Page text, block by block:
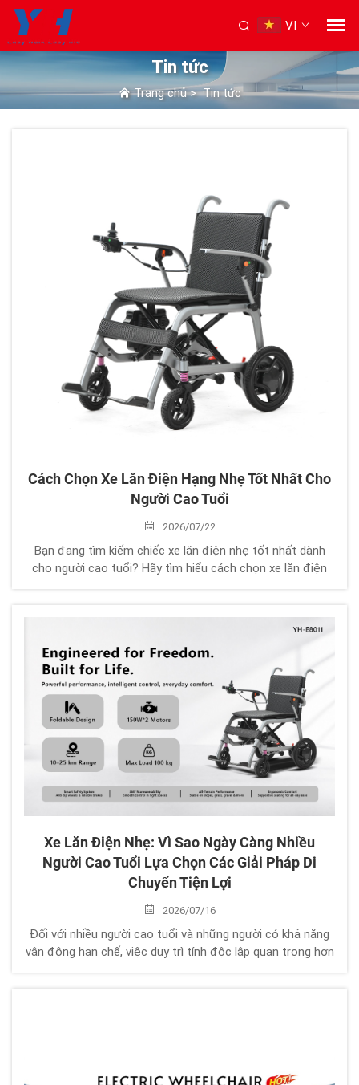
VI
Tin tức
Trang chủ>Tin tức
Cách Chọn Xe Lăn Điện Hạng Nhẹ Tốt Nhất Cho
Người Cao Tuổi
2026/07/22
Bạn đang tìm kiếm chiếc xe lăn điện nhẹ tốt nhất dành
cho người cao tuổi? Hãy tìm hiểu cách chọn xe lăn điện
Xe Lăn Điện Nhẹ: Vì Sao Ngày Càng Nhiều
Người Cao Tuổi Lựa Chọn Các Giải Pháp Di
Chuyển Tiện Lợi
2026/07/16
Đối với nhiều người cao tuổi và những người có khả năng
vận động hạn chế, việc duy trì tính độc lập quan trọng hơn